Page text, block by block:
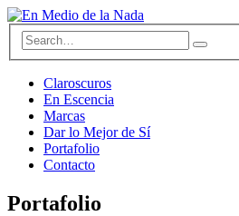
Claroscuros
En Escencia
Marcas
Dar lo Mejor de Sí
Portafolio
Contacto
Portafolio